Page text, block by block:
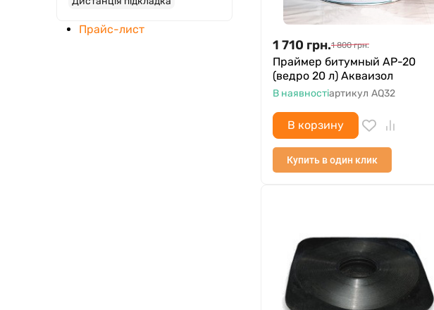
Прайс-лист
1 710 грн.1 800 грн.
Праймер битумный АР-20
(ведро 20 л) Акваизол
В наявностіартикул AQ32
В корзину
Купить в один клик